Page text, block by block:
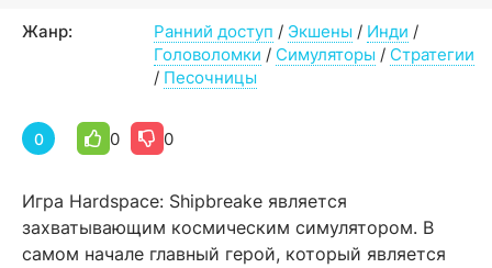
Жанр: Ранний доступ / Экшены / Инди /
Головоломки / Симуляторы / Стратегии
/ Песочницы
0 0 0
Игра Hardspace: Shipbreake является
захватывающим космическим симулятором. В
самом начале главный герой, который является